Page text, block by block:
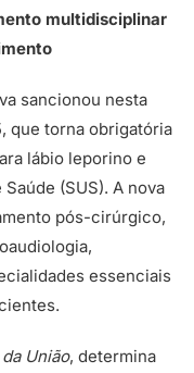
multidisciplinar
sancionou nesta
que torna obrigatória
lábio leporino e
(SUS). A nova
pós-cirúrgico,
essenciais
União, determina